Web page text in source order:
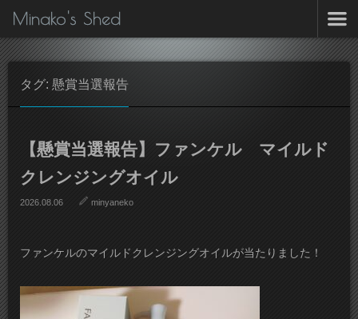
Minako's Shed
タグ: 懸賞当選報告
【懸賞当選報告】ファンケル マイルド
クレンジングオイル
2026.08.06 minyaneko
ファンケルのマイルドクレンジングオイルが当たりました！